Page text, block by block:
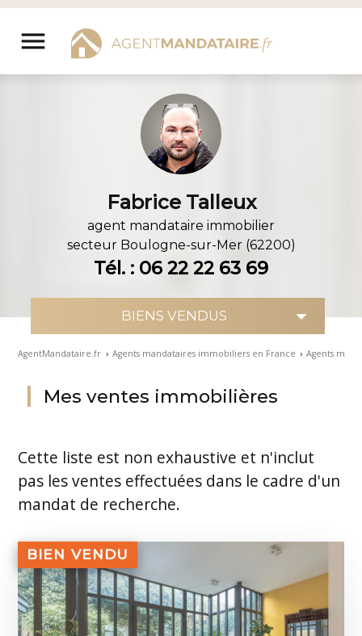
Aller
contenu
menu
Fabrice Talleux
agent mandataire immobilier
secteur Boulogne-sur-Mer (62200)
Tél. : 06 22 22 63 69
AgentMandataire.fr › Agents mandataires immobiliers en France › Agents
Mes ventes immobilières
Cette liste est non exhaustive et n'inclut
pas les ventes effectuées dans le cadre d'un
mandat de recherche.
BIEN VENDU